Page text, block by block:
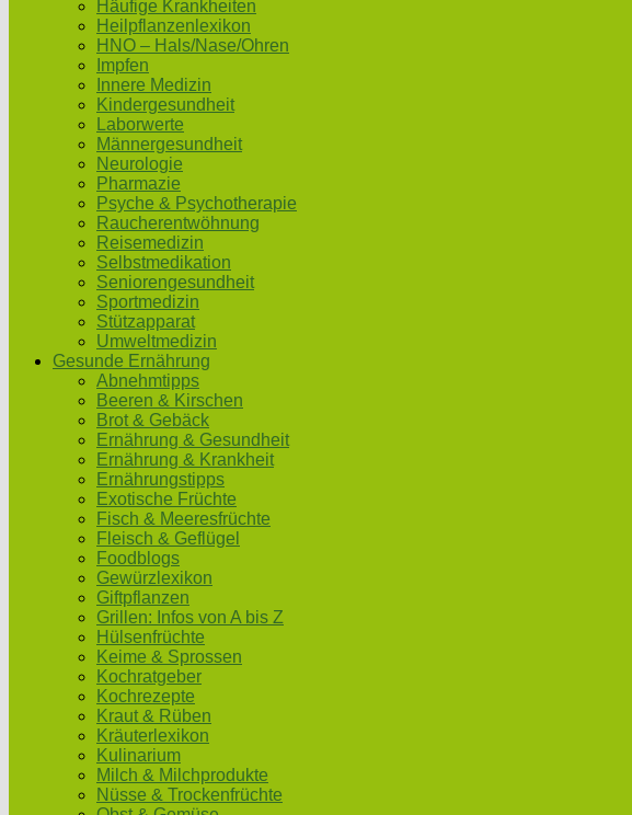
Häufige Krankheiten
Heilpflanzenlexikon
HNO – Hals/Nase/Ohren
Impfen
Innere Medizin
Kindergesundheit
Laborwerte
Männergesundheit
Neurologie
Pharmazie
Psyche & Psychotherapie
Raucherentwöhnung
Reisemedizin
Selbstmedikation
Seniorengesundheit
Sportmedizin
Stützapparat
Umweltmedizin
Gesunde Ernährung
Abnehmtipps
Beeren & Kirschen
Brot & Gebäck
Ernährung & Gesundheit
Ernährung & Krankheit
Ernährungstipps
Exotische Früchte
Fisch & Meeresfrüchte
Fleisch & Geflügel
Foodblogs
Gewürzlexikon
Giftpflanzen
Grillen: Infos von A bis Z
Hülsenfrüchte
Keime & Sprossen
Kochratgeber
Kochrezepte
Kraut & Rüben
Kräuterlexikon
Kulinarium
Milch & Milchprodukte
Nüsse & Trockenfrüchte